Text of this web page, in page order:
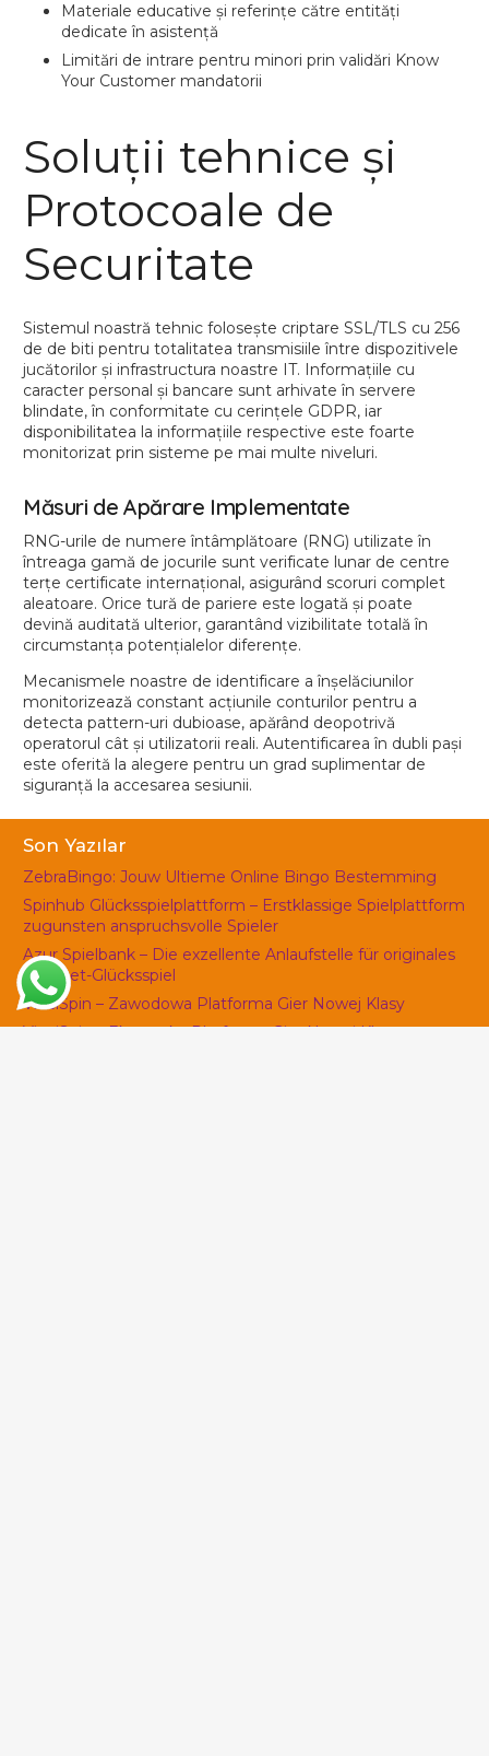
Materiale educative și referințe către entități
dedicate în asistență
Limitări de intrare pentru minori prin validări Know
Your Customer mandatorii
Soluții tehnice și
Protocoale de
Securitate
Sistemul noastră tehnic folosește criptare SSL/TLS cu 256
de de biti pentru totalitatea transmisiile între dispozitivele
jucătorilor și infrastructura noastre IT. Informațiile cu
caracter personal și bancare sunt arhivate în servere
blindate, în conformitate cu cerințele GDPR, iar
disponibilitatea la informațiile respective este foarte
monitorizat prin sisteme pe mai multe niveluri.
Măsuri de Apărare Implementate
RNG-urile de numere întâmplătoare (RNG) utilizate în
întreaga gamă de jocurile sunt verificate lunar de centre
terțe certificate internațional, asigurând scoruri complet
aleatoare. Orice tură de pariere este logată și poate
devină auditată ulterior, garantând vizibilitate totală în
circumstanța potențialelor diferențe.
Mecanismele noastre de identificare a înșelăciunilor
monitorizează constant acțiunile conturilor pentru a
detecta pattern-uri dubioase, apărând deopotrivă
operatorul cât și utilizatorii reali. Autentificarea în dubli pași
este oferită la alegere pentru un grad suplimentar de
siguranță la accesarea sesiunii.
Son Yazılar
ZebraBingo: Jouw Ultieme Online Bingo Bestemming
Spinhub Glücksspielplattform – Erstklassige Spielplattform
zugunsten anspruchsvolle Spieler
Azur Spielbank – Die exzellente Anlaufstelle für originales
Internet-Glücksspiel
VinciSpin – Zawodowa Platforma Gier Nowej Klasy
VinciSpin – Ekspercka Platforma Gier Nowej Klasy